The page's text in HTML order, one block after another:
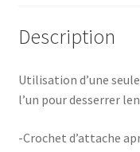
Description
Utilisation d’une
l’un pour desserrer
-Crochet d’attache